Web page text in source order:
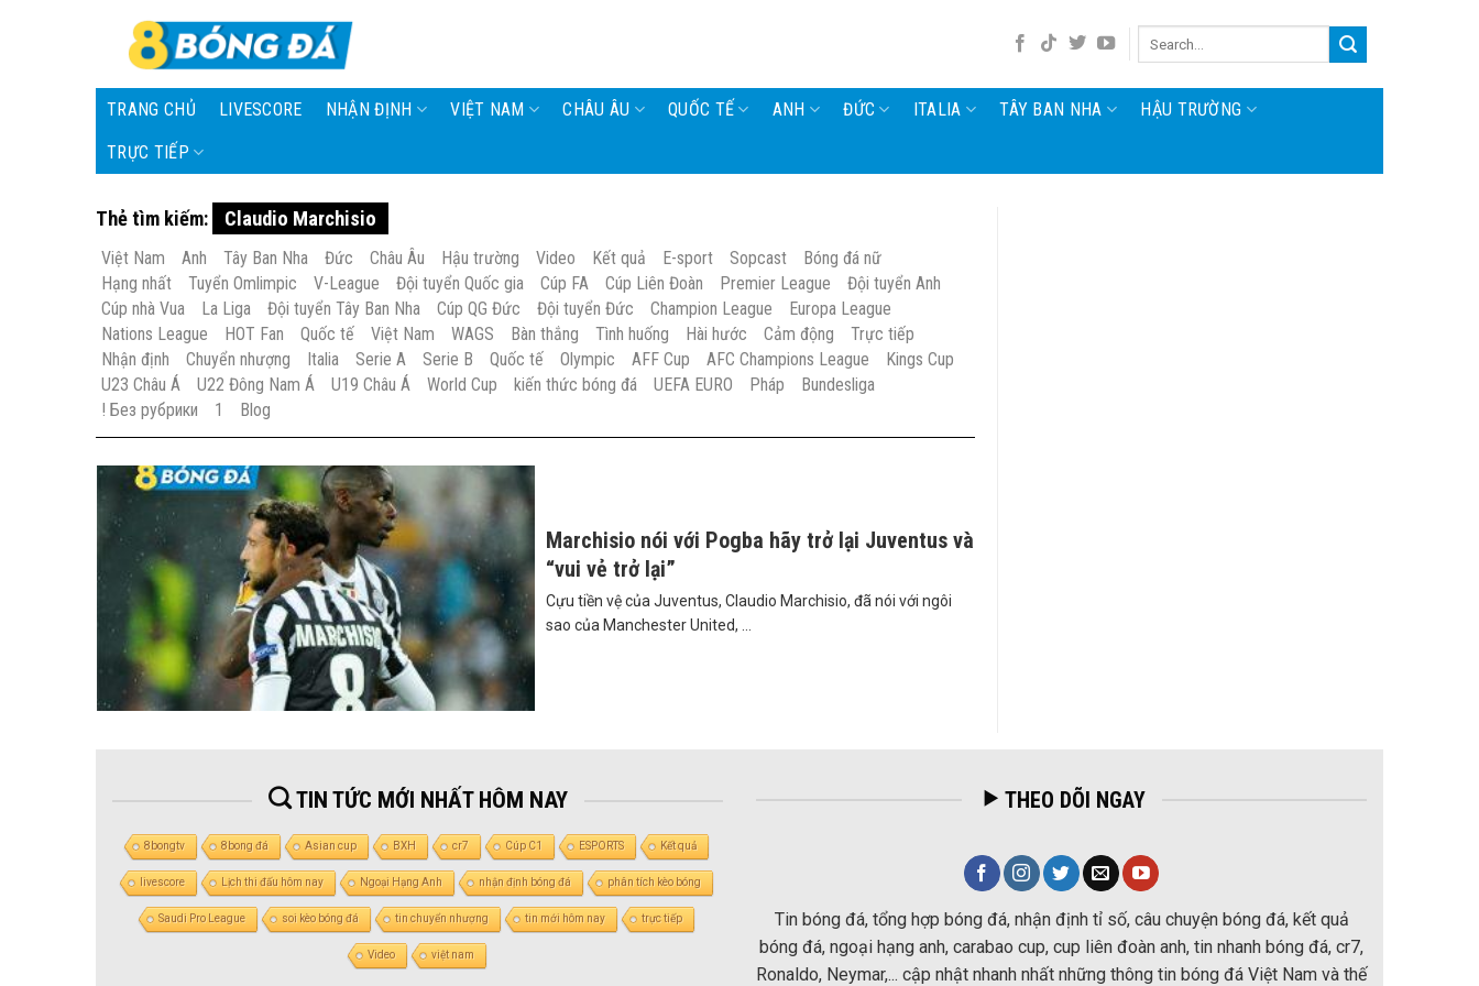
content
TRANG CHỦ
LIVESCORE NHẬN ĐỊNH VIỆT NAM CHÂU ÂU QUỐC TẾ ANH ĐỨC ITALIA TÂY BAN NHA HẬU TRƯỜNG
TRỰC TIẾP
Thẻ tìm kiếm: Claudio Marchisio
Việt Nam Anh Tây Ban Nha Đức Châu Âu Hậu trường Video Kết quả E-sport Sopcast
Bóng đá nữ
Hạng nhất
Tuyển Omlimpic V-League Đội tuyển Quốc gia Cúp FA Cúp Liên Đoàn Premier League
Đội tuyển Anh
Cúp nhà Vua
La Liga Đội tuyển Tây Ban Nha Cúp QG Đức Đội tuyển Đức Champion League
Europa League
Nations League
HOT Fan Quốc tế Việt Nam WAGS Bàn thắng Tình huống Hài hước Cảm động
Trực tiếp
Nhận định
Chuyển nhượng Italia Serie A Serie B Quốc tế Olympic AFF Cup AFC Champions League
Kings Cup
U23 Châu Á
U22 Đông Nam Á U19 Châu Á World Cup kiến thức bóng đá UEFA EURO Pháp
Bundesliga
! Без рубрики
1 Blog
Marchisio nói với Pogba hãy trở lại Juventus và
“vui vẻ trở lại”
Cựu tiền vệ của Juventus, Claudio Marchisio, đã nói với ngôi
sao của Manchester United, ...
TIN TỨC MỚI NHẤT HÔM NAY
8bongtv 8bong đá Asian cup BXH cr7 Cúp C1 ESPORTS Kết quả
livescore Lịch thi đấu hôm nay Ngoại Hạng Anh nhận định bóng đá phân tích kèo bóng
Saudi Pro League soi kèo bóng đá tin chuyển nhượng tin mới hôm nay trực tiếp
Video việt nam
THEO DÕI NGAY
Tin bóng đá, tổng hợp bóng đá, nhận định tỉ số, câu chuyện bóng đá, kết quả
bóng đá, ngoại hạng anh, carabao cup, cup liên đoàn anh, tin nhanh bóng đá, cr7,
Ronaldo, Neymar,... cập nhật nhanh nhất những thông tin bóng đá Việt Nam và thế